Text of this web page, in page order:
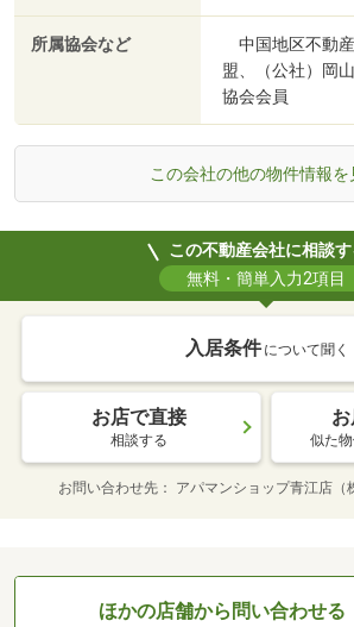
所属協会など
中国地区不動
盟、（公社）岡
協会会員
この会社の他の物件情報を
この不動産会社に相談す
無料・簡単入力2項目
入居条件 について聞く
お店で直接
相談する 似た
お問い合わせ先 アパマンショップ青江店（
ほかの店舗から問い合わせる